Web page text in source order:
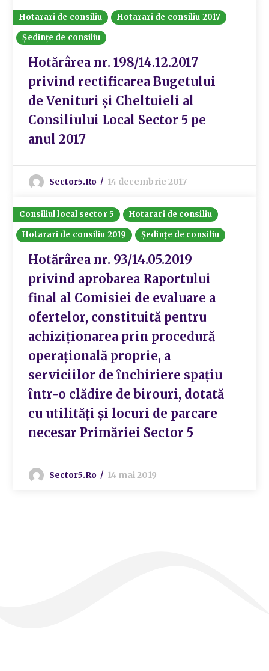
Hotarari de consiliu
Hotarari de consiliu 2017
Ședințe de consiliu
Hotărârea nr. 198/14.12.2017
privind rectificarea Bugetului
de Venituri și Cheltuieli al
Consiliului Local Sector 5 pe
anul 2017
Sector5.ro 14 decembrie 2017
Consiliul local sector 5
Hotarari de consiliu
Hotarari de consiliu 2019
Ședințe de consiliu
Hotărârea nr. 93/14.05.2019
privind aprobarea Raportului
final al Comisiei de evaluare a
ofertelor, constituită pentru
achiziționarea prin procedură
operațională proprie, a
serviciilor de închiriere spațiu
într-o clădire de birouri, dotată
cu utilități și locuri de parcare
necesar Primăriei Sector 5
Sector5.ro 14 mai 2019